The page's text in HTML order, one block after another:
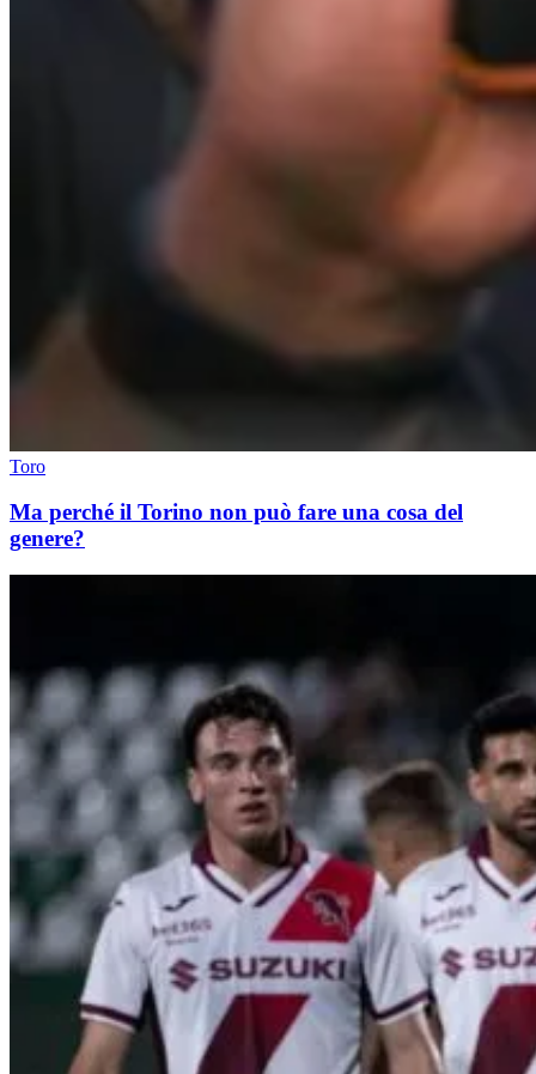
Toro
Ma perché il Torino non può fare una cosa del
genere?